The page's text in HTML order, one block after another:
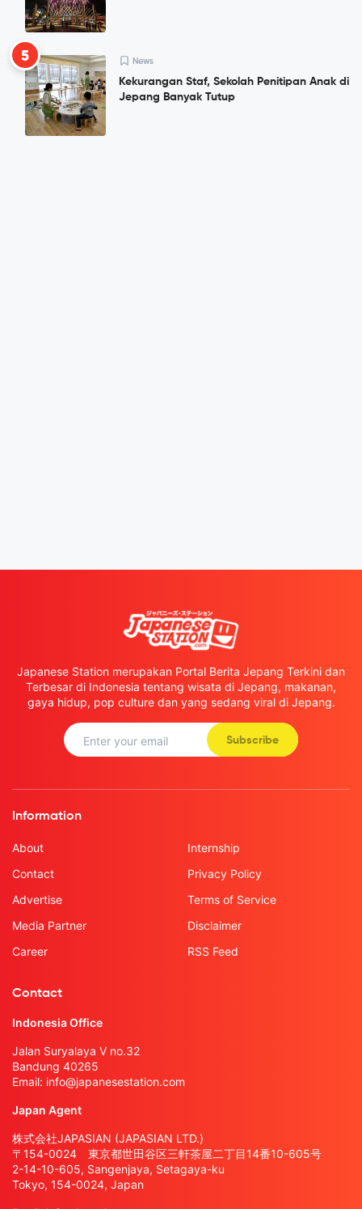
5 News
Kekurangan Staf, Sekolah Penitipan Anak di
Jepang Banyak Tutup
Japanese Station merupakan Portal Berita Jepang Terkini dan
Terbesar di Indonesia tentang wisata di Jepang, makanan,
gaya hidup, pop culture dan yang sedang viral di Jepang.
Subscribe
Information
About
Contact
Advertise
Media Partner
Career
Internship
Privacy Policy
Terms of Service
Disclaimer
RSS Feed
Contact
Indonesia Office
Jalan Suryalaya V no.32
Bandung 40265
Email: info@japanesestation.com
Japan Agent
株式会社JAPASIAN (JAPASIAN LTD.)
〒154-0024 東京都世田谷区三軒茶屋二丁目14番10-605号
2-14-10-605, Sangenjaya, Setagaya-ku
Tokyo, 154-0024, Japan